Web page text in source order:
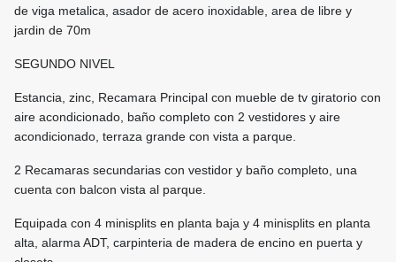
de viga metalica, asador de acero inoxidable, area de libre y
jardin de 70m
SEGUNDO NIVEL
Estancia, zinc, Recamara Principal con mueble de tv giratorio con
aire acondicionado, baño completo con 2 vestidores y aire
acondicionado, terraza grande con vista a parque.
2 Recamaras secundarias con vestidor y baño completo, una
cuenta con balcon vista al parque.
Equipada con 4 minisplits en planta baja y 4 minisplits en planta
alta, alarma ADT, carpinteria de madera de encino en puerta y